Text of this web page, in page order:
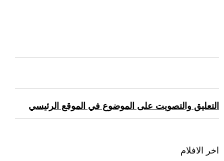
التعليق والتصويت على الموضوع في الموقع الرئيسي
اخر الافلام